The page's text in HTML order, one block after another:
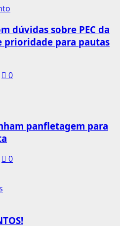
dúvidas sobre PEC da
prioridade para pautas
0
panfletagem para
0